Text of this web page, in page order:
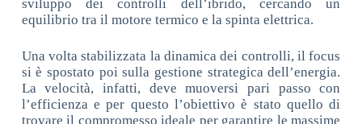
sviluppo dei controlli dell’ibrido, cercando un
equilibrio tra il motore termico e la spinta elettrica.
Una volta stabilizzata la dinamica dei controlli, il focus
si è spostato poi sulla gestione strategica dell’energia.
La velocità, infatti, deve muoversi pari passo con
l’efficienza e per questo l’obiettivo è stato quello di
trovare il compromesso ideale per garantire le massime